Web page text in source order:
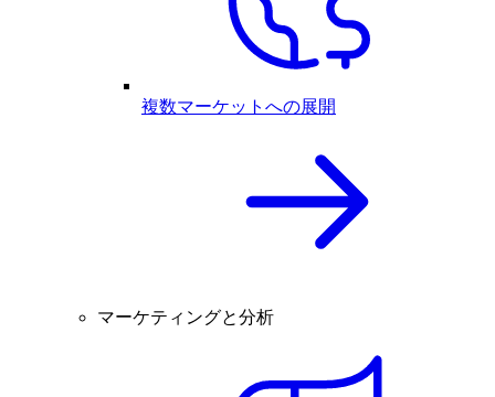
複数マーケットへの展開
マーケティングと分析